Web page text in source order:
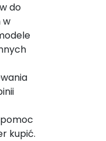
do
w
kupić.